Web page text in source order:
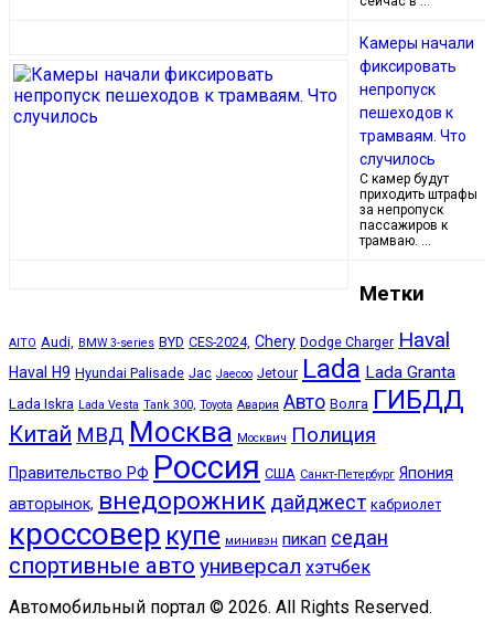
Камеры начали
фиксировать
непропуск
пешеходов к
трамваям. Что
случилось
С камер будут
приходить штрафы
за непропуск
пассажиров к
трамваю. …
Метки
AITO Audi, BMW 3-series BYD CES-2024, Chery Dodge Charger Haval
Haval H9 Hyundai Palisade Jac Jaecoo Jetour Lada Lada Granta
Lada Iskra Lada Vesta Tank 300, Toyota Авария Авто Волга ГИБДД
Китай МВД Москва Москвич Полиция
Правительство РФ Россия США Санкт-Петербург Япония
авторынок, внедорожник дайджест кабриолет
кроссовер купе минивэн пикап седан
спортивные авто универсал хэтчбек
Автомобильный портал © 2026. All Rights Reserved.